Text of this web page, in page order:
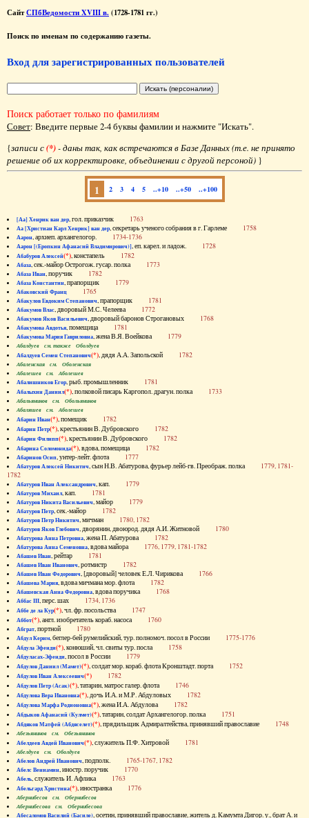
СайтСПбВедомости XVIII в. (1728-1781 гг.)
Поиск по именам по содержанию газеты.
Вход для зарегистрированных пользователей
Поиск работает только по фамилиям
Совет: Введите первые 2-4 буквы фамилии и нажмите "Искать".
{записи с(*)- даны так, как встречаются в Базе Данных (т.е. не принято
решение об их корректировке, объединении с другой персоной) }
1 2 3 4 5 ..+10 ..+50 ..+100
[Аа] Хенрик ван дер, гол. приказчик 1763
Аа [Христиан Карл Хенрик] ван дер, секретарь ученого собрания в г. Гарлеме 1758
Аарон, архиеп. архангелогор. 1734-1736
Аарон [(Еропкин Афанасий Владимирович)], еп. карел. и ладож. 1728
Абабуров Алексей(*), констапель 1782
Абаза, сек.-майор Острогож. гусар. полка 1773
Абаза Иван, поручик 1782
Абаза Константин, прапорщик 1779
Абаковский Франц 1765
Абакулов Евдоким Степанович, прапорщик 1781
Абакумов Влас, дворовый М.С. Челеева 1772
Абакумов Яков Васильевич, дворовый баронов Строгановых 1768
Абакумова Авдотья, помещица 1781
Абакумова Мария Гавриловна, жена В.Я. Воейкова 1779
Абалдуев см. также Оболдуев
Абалдуев Семен Степанович(*), дядя А.А. Запольской 1782
Абаленская см. Оболенская
Абалешев см. Аболешев
Абалишников Егор, рыб. промышленник 1781
Абалыхин Даниил(*), полковой писарь Каргопол. драгун. полка 1733
Абальянинов см. Обольянинов
Абаляшев см. Аболешев
Абарин Иван(*), помещик 1782
Абарин Петр(*), крестьянин В. Дубровского 1782
Абарин Филипп(*), крестьянин В. Дубровского 1782
Абарина Соломонида(*), вдова, помещица 1782
Абаринов Осип, унтер-лейт. флота 1777
Абатуров Алексей Никитич, сын Н.В. Абатурова, фурьер лейб-гв. Преображ. полка 1779, 1781-
1782
Абатуров Иван Александрович, кап. 1779
Абатуров Михаил, кап. 1781
Абатуров Никита Васильевич, майор 1779
Абатуров Петр, сек.-майор 1782
Абатуров Петр Никитич, мичман 1780, 1782
Абатуров Яков Глебович, дворянин, двоюрод. дядя А.И. Житновой 1780
Абатурова Анна Петровна, жена П. Абатурова 1782
Абатурова Анна Семеновна, вдова майора 1776, 1779, 1781-1782
Абашев Иван, рейтар 1781
Абашев Иван Иванович, ротмистр 1782
Абашев Иван Федорович, [дворовый] человек Е.Л. Чирикова 1766
Абашева Мария, вдова мичмана мор. флота 1782
Абашевская Анна Федоровна, вдова поручика 1768
Аббас III, перс. шах 1734, 1736
Аббе де ла Кур(*), чл. фр. посольства 1747
Аббот(*), англ. изобретатель кораб. насоса 1760
Абграт, портной 1780
Абдул Керим, беглер-бей румелийский, тур. полномоч. посол в России 1775-1776
Абдула Эфенди(*), конюший, чл. свиты тур. посла 1758
Абдуласах-Эфенди, посол в России 1779
Абдулов Даниил (Мамет)(*), солдат мор. кораб. флота Кронштадт. порта 1752
Абдулов Иван Алексеевич(*) 1782
Абдулов Петр (Асак)(*), татарин, матрос галер. флота 1746
Абдулова Вера Ивановна(*), дочь И.А. и М.Р. Абдуловых 1782
Абдулова Марфа Родионовна(*), жена И.А. Абдулова 1782
Абдыков Афанасий (Кулмет)(*), татарин, солдат Архангелогор. полка 1751
Абдяков Матфей (Абдяселет)(*), прядильщик Адмиралтейства, принявший православие 1748
Абезьянинов см. Обезьянинов
Абелдеев Авдей Иванович(*), служитель П.Ф. Хитровой 1781
Абелдуев см. Оболдуев
Абелов Андрей Иванович, подполк. 1765-1767, 1782
Абелс Вениамин, иностр. поручик 1770
Абель, служитель И. Афлика 1763
Абельгард Христина(*), иностранка 1776
Абернибесов см. Обернибесов
Абернибесова см. Обернибесова
Абесаломов Василий (Басиле), осетин, принявший православие, житель д. Камумта Дигор. у., брат А. и